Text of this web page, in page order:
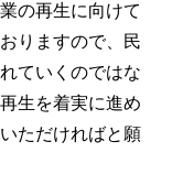
の再生に向けて
りますので、民
ていくのではな
生を着実に進め
ただければと願